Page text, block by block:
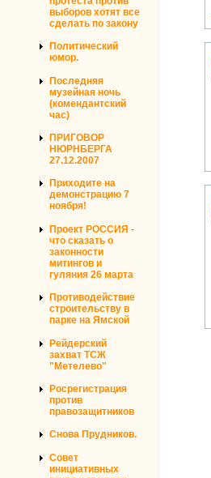
выборов хотят все
сделать по закону
Политический
юмор.
Последняя
музейная ночь
(комендантский
час)
ПРИГОВОР
НЮРНБЕРГА
27.12.2007
Приходите на
демонстрацию 7
ноября!
Проект РОССИЯ -
что сказать о
законности
митингов и
гуляния 26 марта
Противодействие
строительству в
парке на Ямской
Рейдерский
захват ТСЖ
"Метелево"
Росрегистрация
против
правозащитников
Снова Прудников.
Совет
инициативных